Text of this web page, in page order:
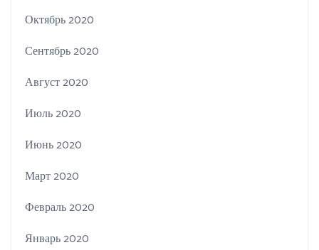
Октябрь 2020
Сентябрь 2020
Август 2020
Июль 2020
Июнь 2020
Март 2020
Февраль 2020
Январь 2020